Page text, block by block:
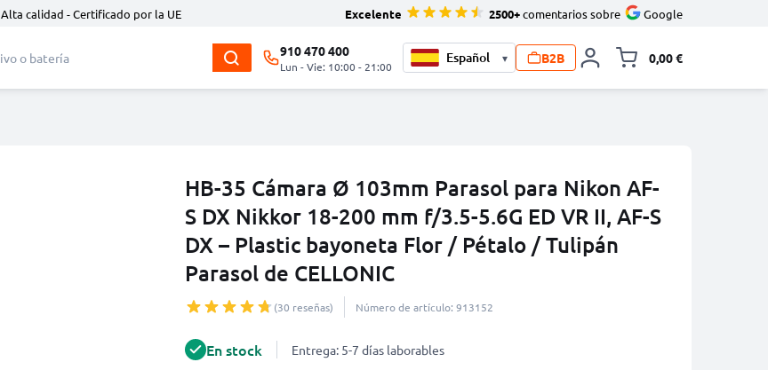
Alta calidad - Certificado por la UE Excelente 2500+comentarios sobre Google
910 470 400
Lun - Vie: 10:00 - 21:00
▾ B2B 0,00 €
HB-35 Cámara Ø 103mm Parasol para Nikon AF-
S DX Nikkor 18-200 mm f/3.5-5.6G ED VR II, AF-S
DX – Plastic bayoneta Flor / Pétalo / Tulipán
Parasol de CELLONIC
(30 reseñas) Número de artículo: 913152
En stock Entrega: 5-7 días laborables